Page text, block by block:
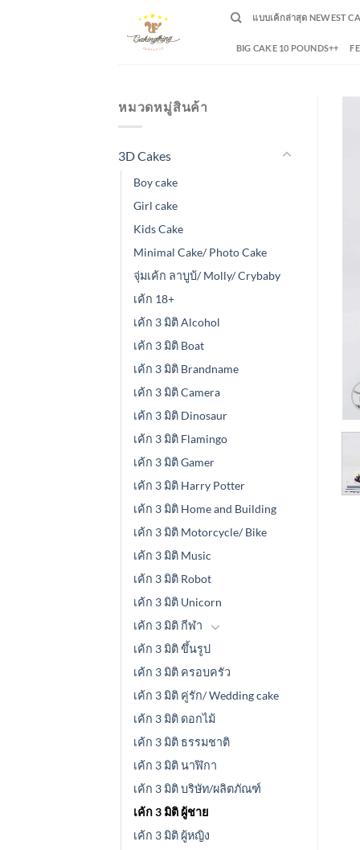
แบบเค้กล่าสุด NEWEST
BIG CAKE 10 POUNDS++
หมวดหมู่สินค้า
3D Cakes
Boy cake
Girl cake
Kids Cake
Minimal Cake/ Photo Cake
จุ่มเค้ก ลาบูบ้/ Molly/ Crybaby
เค้ก 18+
เค้ก 3 มิติ Alcohol
เค้ก 3 มิติ Boat
เค้ก 3 มิติ Brandname
เค้ก 3 มิติ Camera
เค้ก 3 มิติ Dinosaur
เค้ก 3 มิติ Flamingo
เค้ก 3 มิติ Gamer
เค้ก 3 มิติ Harry Potter
เค้ก 3 มิติ Home and Building
เค้ก 3 มิติ Motorcycle/ Bike
เค้ก 3 มิติ Music
เค้ก 3 มิติ Robot
เค้ก 3 มิติ Unicorn
เค้ก 3 มิติ กีฬา
เค้ก 3 มิติ ขึ้นรูป
เค้ก 3 มิติ ครอบครัว
เค้ก 3 มิติ คู่รัก/ Wedding cake
เค้ก 3 มิติ ดอกไม้
เค้ก 3 มิติ ธรรมชาติ
เค้ก 3 มิติ นาฬิกา
เค้ก 3 มิติ บริษัท/ผลิตภัณฑ์
เค้ก 3 มิติ ผู้ชาย
เค้ก 3 มิติ ผู้หญิง